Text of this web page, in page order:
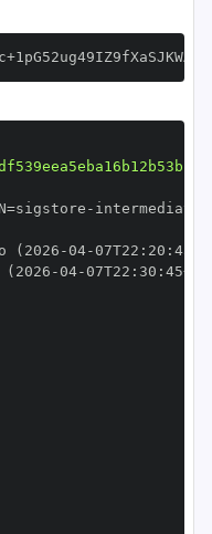
-
(2026 -04-07T22 : 20 :
(2026 -04-07T22 : 30 : 45+00